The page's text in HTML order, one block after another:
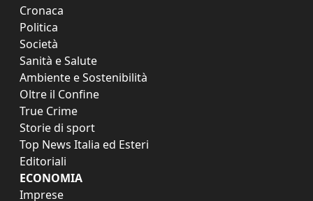
Cronaca
Politica
Società
Sanità e Salute
Ambiente e Sostenibilità
Oltre il Confine
True Crime
Storie di sport
Top News Italia ed Esteri
Editoriali
ECONOMIA
Imprese